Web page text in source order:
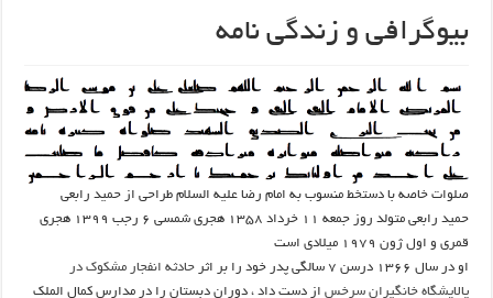
بیوگرافی و زندگی نامه
صلوات خاصه با دستخط منسوب به امام رضا علیه السلام طراحی از حمید رابعی
حمید رابعی متولد روز جمعه ۱۱ خرداد ۱۳۵۸ هجری شمسی ۶ رجب ۱۳۹۹ هجری
قمری و اول ژون ۱۹۷۹ میلادی است
او در سال ۱۳۶۶ درسن ۷ سالگی پدر خود را بر اثر
حادثه انفجار مشکوک در
پالایشگاه خانگیران سرخس از دست داد ، دوران دبستان را در مدارس کمال الملک